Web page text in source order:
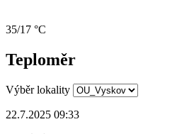
35/17 °C
Teploměr
Výběr lokality
22.7.2025 09:33